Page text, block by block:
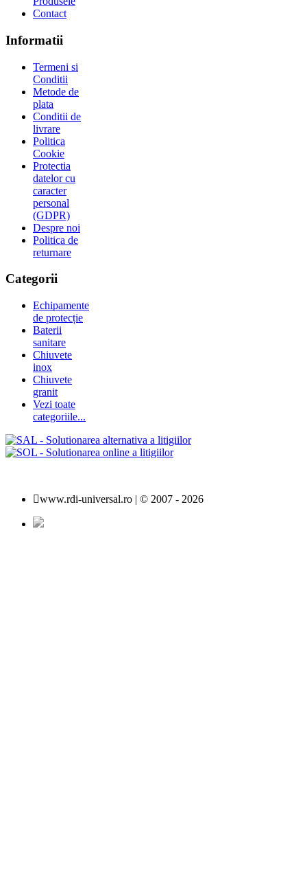
Contact
Informatii
Termeni si
Conditii
Metode de
plata
Conditii de
livrare
Politica
Cookie
Protectia
datelor cu
caracter
personal
(GDPR)
Despre noi
Politica de
returnare
Categorii
Echipamente
de protecție
Baterii
sanitare
Chiuvete
inox
Chiuvete
granit
Vezi toate
categoriile...
www.rdi-universal.ro | © 2007 - 2026